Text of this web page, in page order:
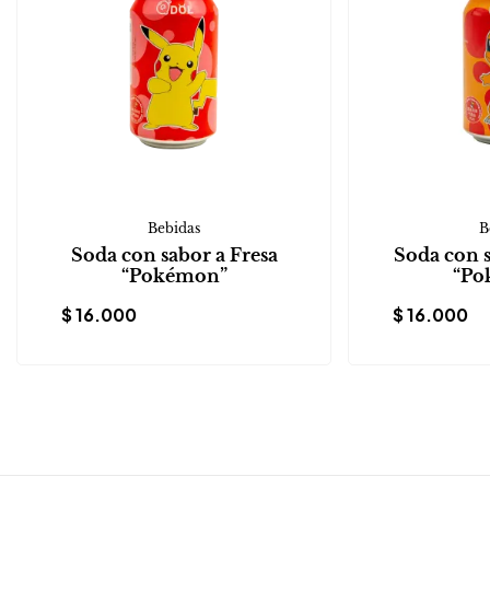
Bebidas
Soda con sabor a Fresa
“Pokémon”
$16.000
Soda con
$16.000